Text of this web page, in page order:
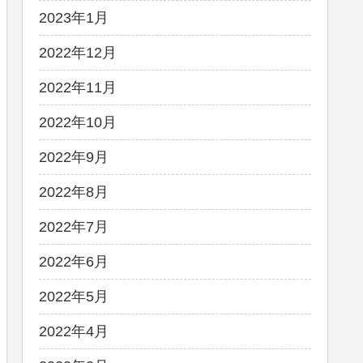
2023年1月
2022年12月
2022年11月
2022年10月
2022年9月
2022年8月
2022年7月
2022年6月
2022年5月
2022年4月